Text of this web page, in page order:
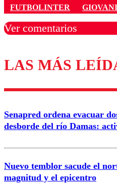
FUTBOLINTER
Ver comentarios
Los comentarios son
diálogo
Correo
LAS MÁS
Senapred ordena evacuar
desborde del río Damas:
Nuevo temblor sacude el
magnitud y el epicentro